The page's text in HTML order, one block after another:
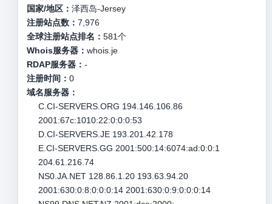
国家/地区： 泽西岛-Jersey
注册站点数： 7,976
全球注册站点排名： 581个
Whois服务器： whois.je
RDAP服务器： -
注册时间： 0
域名服务器：
C.CI-SERVERS.ORG 194.146.106.86
2001:67c:1010:22:0:0:0:53
D.CI-SERVERS.JE 193.201.42.178
E.CI-SERVERS.GG 2001:500:14:6074:ad:0:0:1
204.61.216.74
NS0.JA.NET 128.86.1.20 193.63.94.20
2001:630:0:8:0:0:0:14 2001:630:0:9:0:0:0:14